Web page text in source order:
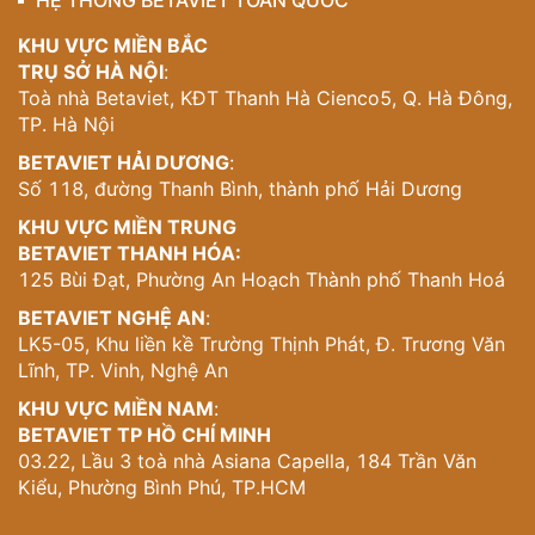
Nội 0915010800để được tư vấn giải pháp thiết kế
nội thất biệt thự đẹp, tích hợp không gian phòng gym
chuẩn phong cách sống hiện đại và đẳng cấp dành
riêng cho bạn!
KHU VỰC MIỀN BẮC
TRỤ SỞ HÀ NỘI:
Toà nhà Betaviet, KĐT Thanh Hà Cienco5, Q. Hà Đông,
TP. Hà Nội
BETAVIET HẢI DƯƠNG:
Số 118, đường Thanh Bình, thành phố Hải Dương
KHU VỰC MIỀN TRUNG
BETAVIET THANH HÓA:
125 Bùi Đạt, Phường An Hoạch Thành phố Thanh Hoá
BETAVIET NGHỆ AN:
LK5-05, Khu liền kề Trường Thịnh Phát, Đ. Trương Văn
Lĩnh, TP. Vinh, Nghệ An
KHU VỰC MIỀN NAM:
BETAVIET TP HỒ CHÍ MINH
03.22, Lầu 3 toà nhà Asiana Capella, 184 Trần Văn
Kiểu, Phường Bình Phú, TP.HCM